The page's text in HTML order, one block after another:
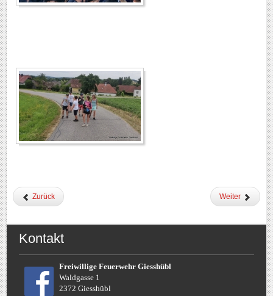
Zurück Weiter
Kontakt
Freiwillige Feuerwehr Giesshübl
Waldgasse 1
2372 Giesshübl